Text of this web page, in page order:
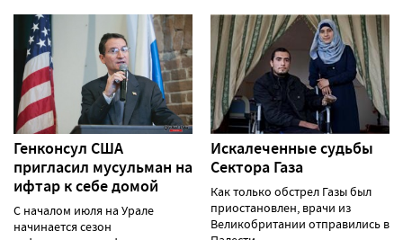
Генконсул США
пригласил мусульман на
ифтар к себе домой
С началом июля на Урале
начинается сезон
Искалеченные судьбы
Сектора Газа
Как только обстрел Газы был
приостановлен, врачи из
Великобритании отправились в